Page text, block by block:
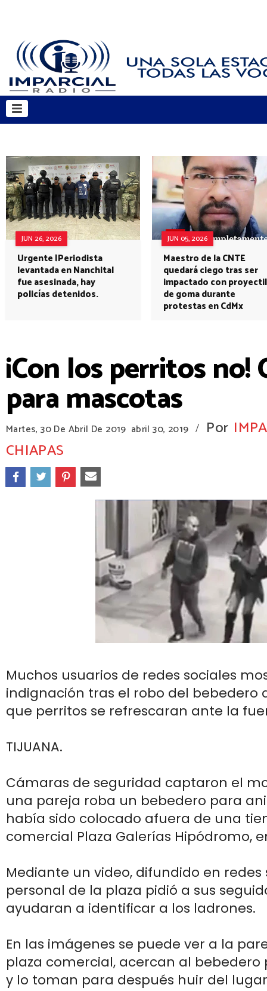
JUN 26, 2026
Urgente |Periodista
levantada en Nanchital
fue asesinada, hay
policías detenidos.
JUN 05, 2026
Maestro de la CNTE
quedará ciego tras ser
impactado con proyectil
de goma durante
protestas en CdMx
¡Con los perritos
para mascotas
Martes, 30 De Abril De 2019 abril 30, 2019 / Por
CHIAPAS
Muchos usuarios de redes sociales
indignación tras el robo del bebedero
que perritos se refrescaran ante la
TIJUANA.
Cámaras de seguridad captaron el
una pareja roba un bebedero para
había sido colocado afuera de una
comercial Plaza Galerías Hipódromo,
Mediante un video, difundido en redes
personal de la plaza pidió a sus
ayudaran a identificar a los ladrones.
En las imágenes se puede ver a la
plaza comercial, acercan al
y lo toman para después huir del lugar